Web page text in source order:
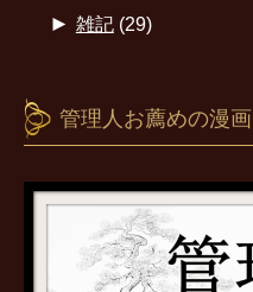
► 雑記(29)
管理人お薦めの漫画